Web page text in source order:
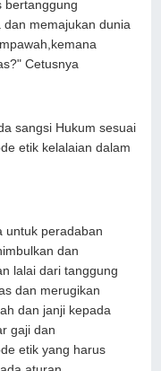
bertanggung
dan memajukan dunia
Cetusnya
sangsi Hukum sesuai
etik kelalaian dalam
untuk peradaban
dan
lalai dari tanggung
dan merugikan
dan janji kepada
gaji dan
etik yang harus